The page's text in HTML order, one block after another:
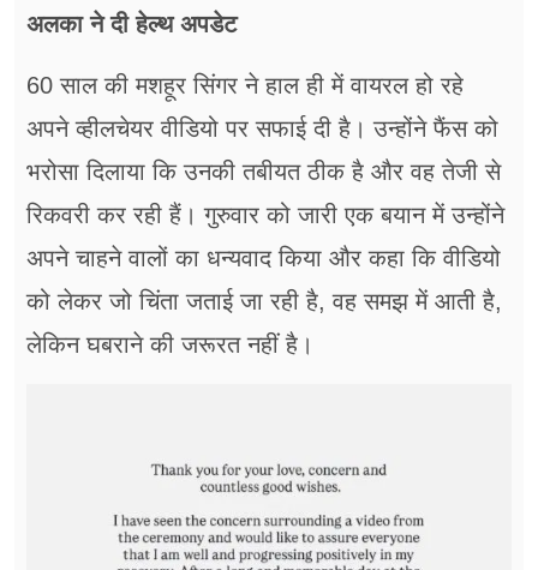
अलका ने दी हेल्थ अपडेट
60 साल की मशहूर सिंगर ने हाल ही में वायरल हो रहे
अपने व्हीलचेयर वीडियो पर सफाई दी है। उन्होंने फैंस को
भरोसा दिलाया कि उनकी तबीयत ठीक है और वह तेजी से
रिकवरी कर रही हैं। गुरुवार को जारी एक बयान में उन्होंने
अपने चाहने वालों का धन्यवाद किया और कहा कि वीडियो
को लेकर जो चिंता जताई जा रही है, वह समझ में आती है,
लेकिन घबराने की जरूरत नहीं है।